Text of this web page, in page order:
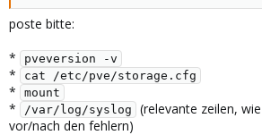
poste bitte:
*
pveversion -v
* cat /etc/pve/storage.cfg
* mount
* /var/log/syslog
(relevante zeilen,
vor/nach den fehlern)